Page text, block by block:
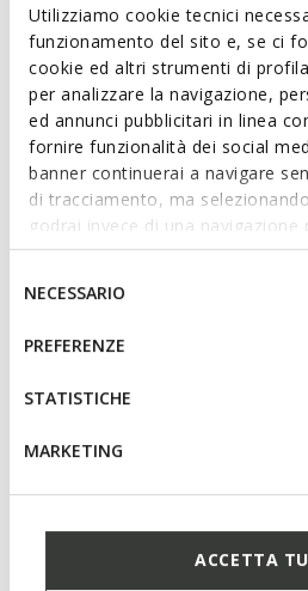
Utilizziamo cookie tecnici
funzionamento del sito e, se ci
cookie ed altri strumenti di
per analizzare la navigazione,
ed annunci pubblicitari in linea
fornire funzionalità dei social
banner continuerai a navigare
di tracciamento, ma
godrai invece di una navigazione
base dei tuoi gusti ed interessi.
IMPOSTAZIONI potrai anche
altri strumenti di tracciamento
informazioni o per modificare in
tue impostazioni, visita la nostra
del
consenso
NECESSARIO
PREFERENZE
STATISTICHE
MARKETING
ACCETTA
upper and will instantly energise
with sporty verve.
ITEM CODE:D3509A022Y3C4264
Read more
Features
Thickness of sole: 2 cm / 0,8"
Technologies